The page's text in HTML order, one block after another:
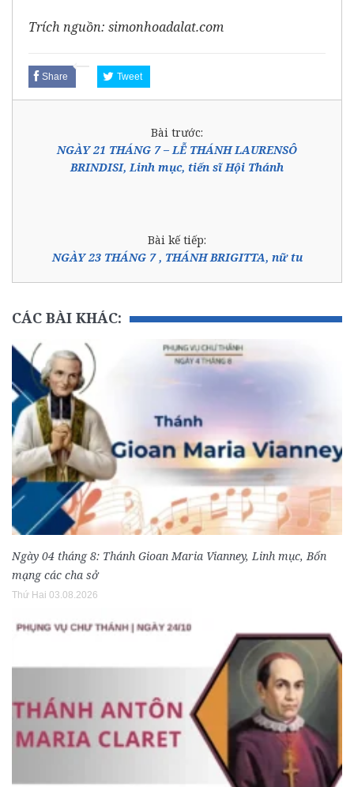
Trích nguồn: simonhoadalat.com
Share Tweet
Bài trước:
NGÀY 21 THÁNG 7 – LỄ THÁNH LAURENSÔ
BRINDISI, Linh mục, tiến sĩ Hội Thánh
Bài kế tiếp:
NGÀY 23 THÁNG 7 , THÁNH BRIGITTA, nữ tu
CÁC BÀI KHÁC:
Ngày 04 tháng 8: Thánh Gioan Maria Vianney, Linh mục, Bổn
mạng các cha sở
Thứ Hai 03.08.2026